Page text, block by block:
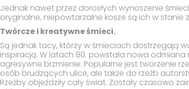
Jednak nawet przez dorosłych wynoszenie
oryginalne, niepowtarzalne kosze są ich w stanie
Twórcze i kreatywne śmieci.
Są jednak tacy, którzy w śmieciach dostrzegają
inspiracją. W latach 80. powstała nowa
agresywne brzmienie. Popularne jest tworzenie
osób brudzących ulice, ale także do rzeźb
Rzeźby objeździły cały świat. Zostały czasowo